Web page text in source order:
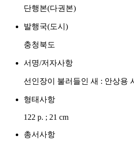
단행본(다권본)
발행국(도시)
충청북도
서명/저자사항
선인장이 불러들인 새 : 안상용
형태사항
122 p. ; 21 cm
총서사항